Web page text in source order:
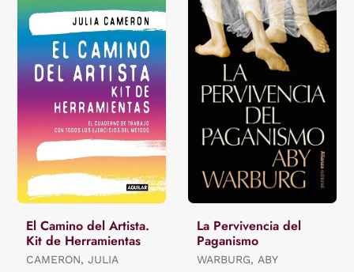
El Camino del Artista.
Kit de Herramientas
CAMERON, JULIA
La Pervivencia del
Paganismo
WARBURG, ABY